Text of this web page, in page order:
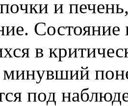
и
Состояние
в
минувший
под